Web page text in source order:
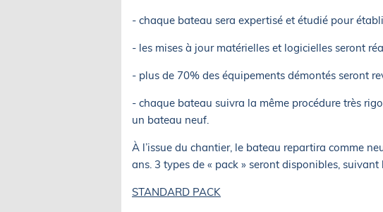
- chaque bateau sera expertisé et étudié pour
- les mises à jour matérielles et logicielles seront
- plus de 70% des équipements démontés seront
- chaque bateau suivra la même procédure très
un bateau neuf.
À l’issue du chantier, le bateau repartira comme
ans. 3 types de « pack » seront disponibles,
STANDARD PACK